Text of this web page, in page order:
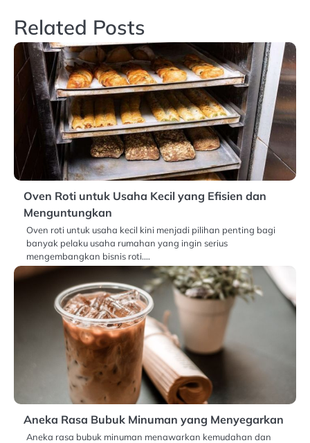
Related Posts
Oven Roti untuk Usaha Kecil yang Efisien dan
Menguntungkan
Oven roti untuk usaha kecil kini menjadi pilihan penting bagi
banyak pelaku usaha rumahan yang ingin serius
mengembangkan bisnis roti.…
Aneka Rasa Bubuk Minuman yang Menyegarkan
Aneka rasa bubuk minuman menawarkan kemudahan dan